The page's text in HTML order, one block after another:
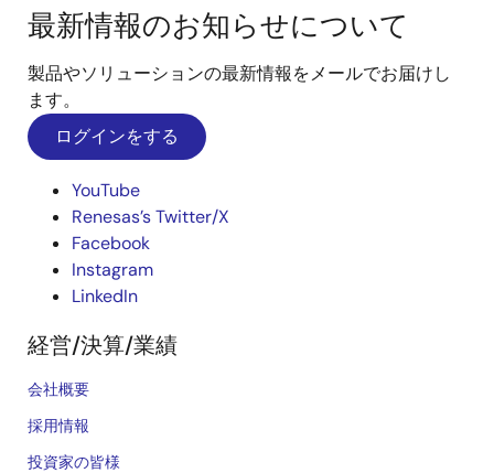
最新情報のお知らせについて
製品やソリューションの最新情報をメールでお届けし
ます。
ログインをする
YouTube
Renesas’s Twitter/X
Facebook
Instagram
LinkedIn
経営/決算/業績
会社概要
採用情報
投資家の皆様